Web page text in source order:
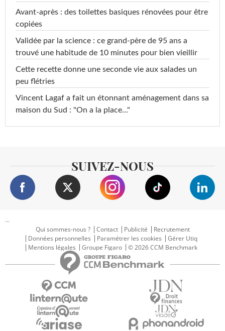
Avant-après : des toilettes basiques rénovées pour être
copiées
Validée par la science : ce grand-père de 95 ans a
trouvé une habitude de 10 minutes pour bien vieillir
Cette recette donne une seconde vie aux salades un
peu flétries
Vincent Lagaf a fait un étonnant aménagement dans sa
maison du Sud : "On a la place..."
SUIVEZ-NOUS
...
Qui sommes-nous ?
Contact Publicité
Recrutement
Données personnelles
Paramétrer les cookies
Gérer Utiq
Mentions légales
Groupe Figaro © 2026 CCM Benchmark